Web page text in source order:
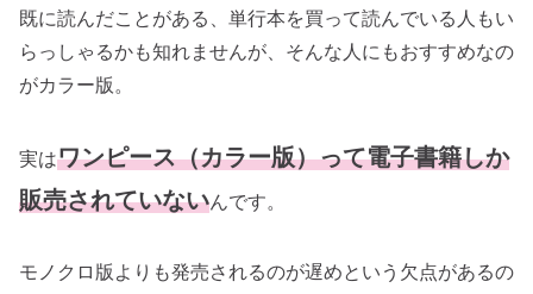
既に読んだことがある、単行本を買って読んでいる人もい
らっしゃるかも知れませんが、そんな人にもおすすめなの
がカラー版。
実はワンピース（カラー版）って電子書籍しか
販売されていないんです。
モノクロ版よりも発売されるのが遅めという欠点があるの